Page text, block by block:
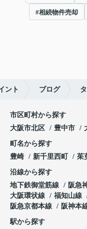
#相続物件売却
ント ブログ
市区町村から探す
大阪市北区
豊中市
町名から探す
豊崎
新千里西町 茱
沿線から探す
地下鉄御堂筋線
阪急
大阪環状線
福知山線
阪急京都本線
阪神本
駅から探す